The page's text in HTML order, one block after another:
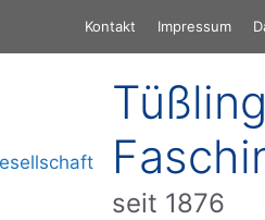
Kontakt Impressum
seit 1876